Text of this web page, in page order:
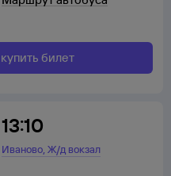
билет
13:10
Иваново,Ж/д вокзал